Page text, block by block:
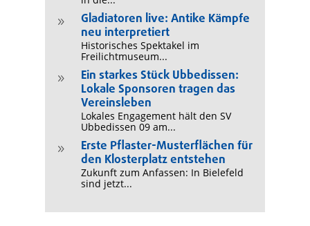
9
Gladiatoren live: Antike Kämpfe
neu interpretiert
Historisches Spektakel im
Freilichtmuseum...
9
Ein starkes Stück Ubbedissen:
Lokale Sponsoren tragen das
Vereinsleben
Lokales Engagement hält den SV
Ubbedissen 09 am...
9
Erste Pflaster-Musterflächen für
den Klosterplatz entstehen
Zukunft zum Anfassen: In Bielefeld
sind jetzt...